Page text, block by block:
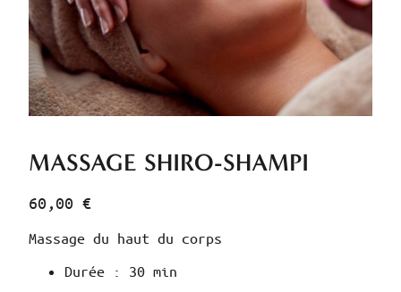
MASSAGE SHIRO-SHAMPI
60,00€
Massage du haut du corps
Durée : 30 min